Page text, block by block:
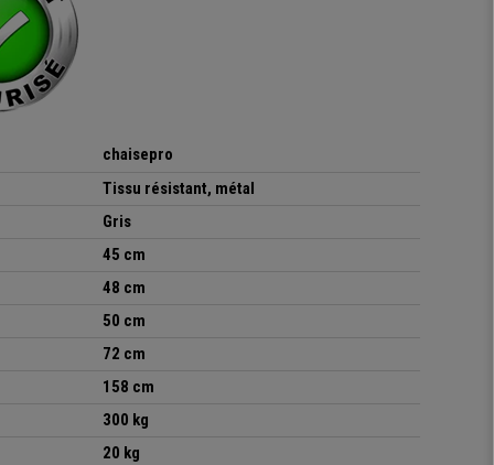
chaisepro
Tissu résistant, métal
Gris
45 cm
48 cm
50 cm
72 cm
158 cm
300 kg
20 kg